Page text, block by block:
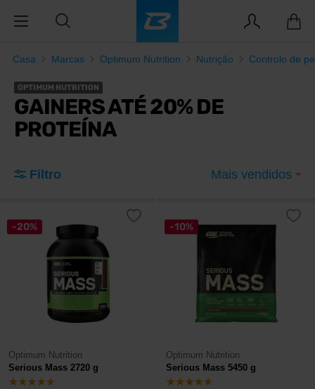
Casa Marcas Optimum Nutrition Nutrição Controlo de
OPTIMUM NUTRITION
GAINERS ATÉ 20% DE
PROTEÍNA
Filtro Mais vendidos
-20%
Optimum Nutrition
Serious Mass 2720 g
-10%
Optimum Nutrition
Serious Mass 5450 g